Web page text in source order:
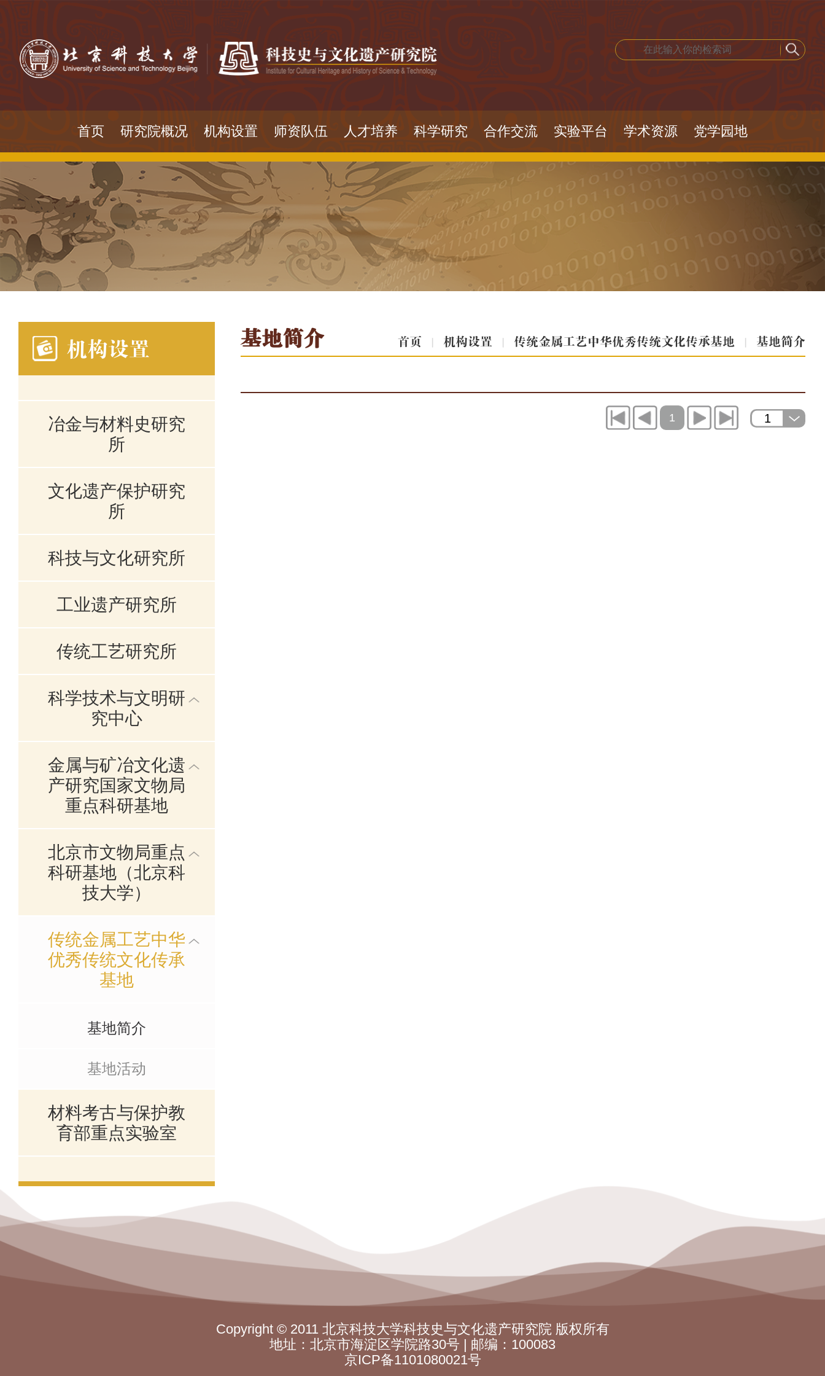
首页 研究院概况 机构设置 师资队伍 人才培养 科学研究 合作交流 实验平台 学术资源 党学园地
机构设置
冶金与材料史研究
所
文化遗产保护研究
所
科技与文化研究所
工业遗产研究所
传统工艺研究所
科学技术与文明研
究中心
金属与矿冶文化遗
产研究国家文物局
重点科研基地
北京市文物局重点
科研基地（北京科
技大学）
传统金属工艺中华
优秀传统文化传承
基地
基地简介
基地活动
材料考古与保护教
育部重点实验室
首页 | 机构设置 | 传统金属工艺中华优秀传统文化传承基地 | 基地简介
基地简介
1 1
Copyright © 2011 北京科技大学科技史与文化遗产研究院 版权所有
地址：北京市海淀区学院路30号 | 邮编：100083
京ICP备1101080021号